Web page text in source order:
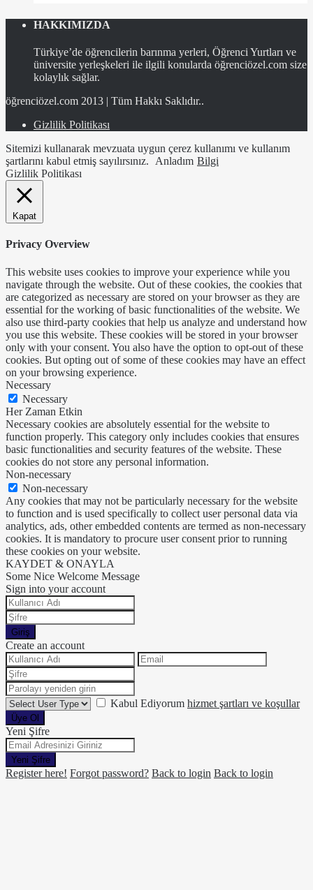
HAKKIMIZDA
Türkiye’de öğrencilerin barınma yerleri, Öğrenci Yurtları ve
üniversite yerleşkeleri ile ilgili konularda öğrenciözel.com size
kolaylık sağlar.
öğrenciözel.com 2013 | Tüm Hakkı Saklıdır..
Gizlilik Politikası
Sitemizi kullanarak mevzuata uygun çerez kullanımı ve kullanım
şartlarını kabul etmiş sayılırsınız.
Anladım Bilgi
Gizlilik Politikası
Kapat
Privacy Overview
This website uses cookies to improve your experience while you
navigate through the website. Out of these cookies, the cookies that
are categorized as necessary are stored on your browser as they are
essential for the working of basic functionalities of the website. We
also use third-party cookies that help us analyze and understand how
you use this website. These cookies will be stored in your browser
only with your consent. You also have the option to opt-out of these
cookies. But opting out of some of these cookies may have an effect
on your browsing experience.
Necessary
Necessary
Her Zaman Etkin
Necessary cookies are absolutely essential for the website to
function properly. This category only includes cookies that ensures
basic functionalities and security features of the website. These
cookies do not store any personal information.
Non-necessary
Non-necessary
Any cookies that may not be particularly necessary for the website
to function and is used specifically to collect user personal data via
analytics, ads, other embedded contents are termed as non-necessary
cookies. It is mandatory to procure user consent prior to running
these cookies on your website.
KAYDET & ONAYLA
Some Nice Welcome Message
Sign into your account
Giriş
Create an account
Kabul Ediyorum hizmet şartları ve koşullar
Üye Ol
Yeni Şifre
Yeni Şifre
Register here! Forgot password? Back to login Back to login